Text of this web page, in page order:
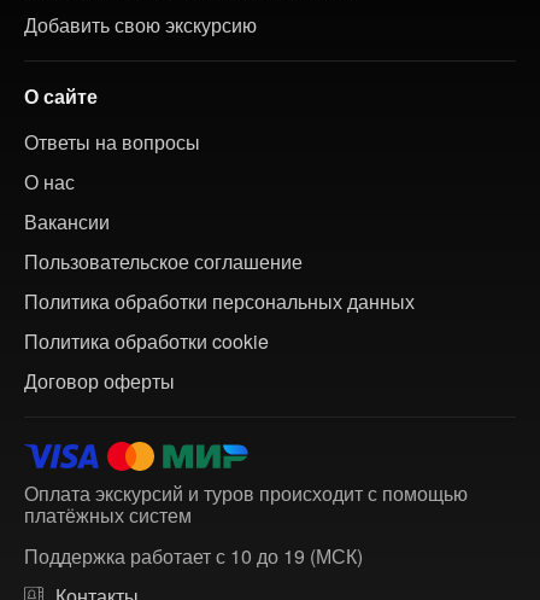
Добавить свою экскурсию
О сайте
Ответы на вопросы
О нас
Вакансии
Пользовательское соглашение
Политика обработки персональных данных
Политика обработки cookie
Договор оферты
Оплата экскурсий и туров происходит с помощью
платёжных систем
Поддержка работает с 10 до 19 (МСК)